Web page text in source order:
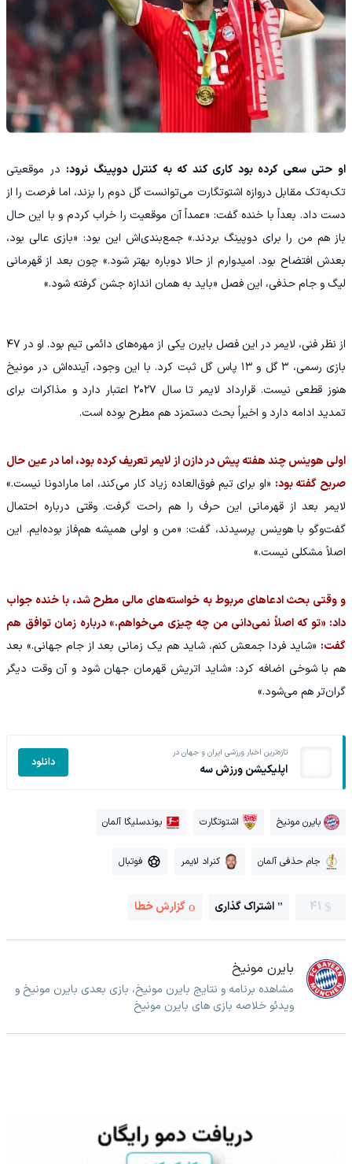
او حتی سعی کرده بود کاری کند که به کنترل دوپینگ نرود: در موقعیتی
تک‌به‌تک مقابل دروازه اشتوتگارت می‌توانست گل دوم را بزند، اما فرصت را از
دست داد. بعداً با خنده گفت: «عمداً آن موقعیت را خراب کردم و با این حال
باز هم من را برای دوپینگ بردند.» جمع‌بندی‌اش این بود: «بازی عالی بود،
بعدش افتضاح بود. امیدوارم از حالا دوباره بهتر شود.» چون بعد از قهرمانی
لیگ و جام حذفی، این فصل «باید به همان اندازه جشن گرفته شود.»
از نظر فنی، لایمر در این فصل بایرن یکی از مهره‌های دائمی تیم بود. او در ۴۷
بازی رسمی، ۳ گل و ۱۳ پاس گل ثبت کرد. با این وجود، آینده‌اش در مونیخ
هنوز قطعی نیست. قرارداد لایمر تا سال ۲۰۲۷ اعتبار دارد و مذاکرات برای
تمدید ادامه دارد و اخیراً بحث دستمزد هم مطرح بوده است.
اولی هوینس چند هفته پیش در دازن از لایمر تعریف کرده بود، اما در عین حال
صریح گفته بود: «او برای تیم فوق‌العاده زیاد کار می‌کند، اما مارادونا نیست.»
لایمر بعد از قهرمانی این حرف را هم راحت گرفت. وقتی درباره احتمال
گفت‌وگو با هوینس پرسیدند، گفت: «من و اولی همیشه هم‌فاز بوده‌ایم. این
اصلاً مشکلی نیست.»
و وقتی بحث ادعاهای مربوط به خواسته‌های مالی مطرح شد، با خنده جواب
داد: «تو که اصلاً نمی‌دانی من چه چیزی می‌خواهم.» درباره زمان توافق هم
گفت: «شاید فردا جمعش کنم، شاید هم یک زمانی بعد از جام جهانی.» بعد
هم با شوخی اضافه کرد: «شاید اتریش قهرمان جهان شود و آن وقت دیگر
گران‌تر هم می‌شود.»
تازه‌ترین اخبار ورزشی ایران و جهان در
اپلیکیشن ورزش سه دانلود
بایرن مونیخ اشتوتگارت بوندسلیگا آلمان
جام حذفی آلمان کنراد لایمر فوتبال
41 اشتراک گذاری گزارش خطا
بایرن مونیخ
مشاهده برنامه و نتایج بایرن مونیخ، بازی بعدی بایرن مونیخ و
ویدئو خلاصه بازی های بایرن مونیخ